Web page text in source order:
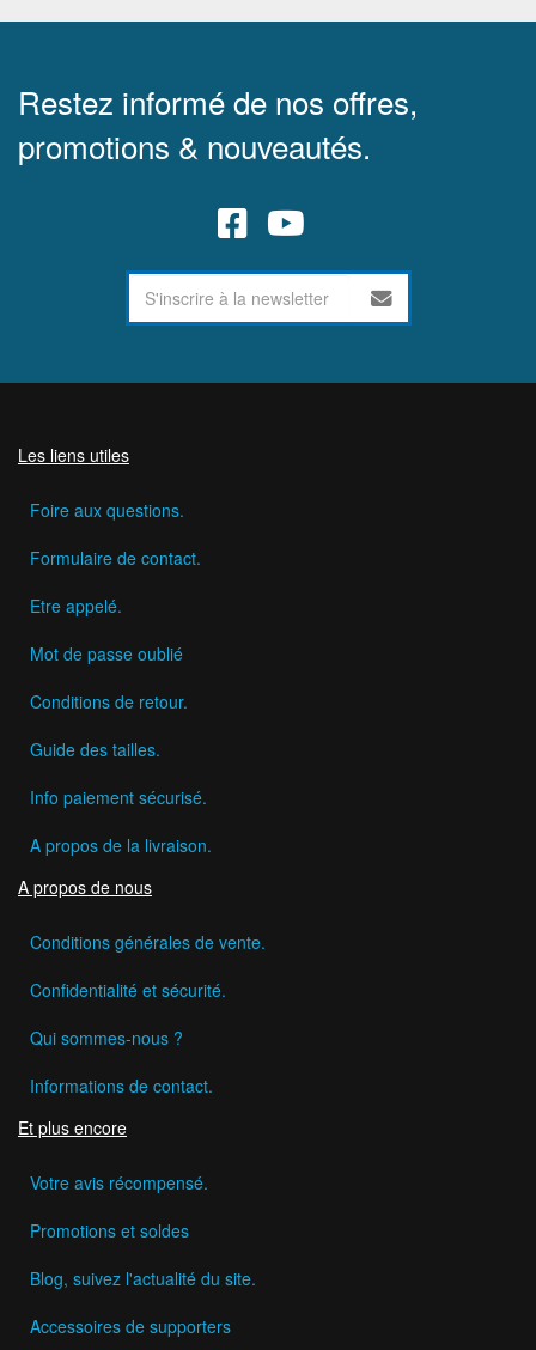
Restez informé de nos offres,
promotions & nouveautés.
Les liens utiles
Foire aux questions.
Formulaire de contact.
Etre appelé.
Mot de passe oublié
Conditions de retour.
Guide des tailles.
Info paiement sécurisé.
A propos de la livraison.
A propos de nous
Conditions générales de vente.
Confidentialité et sécurité.
Qui sommes-nous ?
Informations de contact.
Et plus encore
Votre avis récompensé.
Promotions et soldes
Blog, suivez l'actualité du site.
Accessoires de supporters